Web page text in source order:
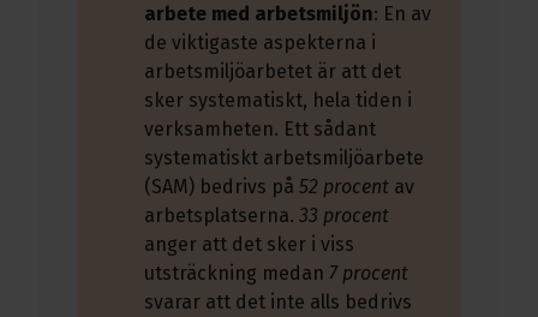
arbete med arbetsmiljön: En av
de viktigaste aspekterna i
arbetsmiljöarbetet är att det
sker systematiskt, hela tiden i
verksamheten. Ett sådant
systematiskt arbetsmiljöarbete
(SAM) bedrivs på 52 procent av
arbetsplatserna. 33 procent
anger att det sker i viss
utsträckning medan 7 procent
svarar att det inte alls bedrivs